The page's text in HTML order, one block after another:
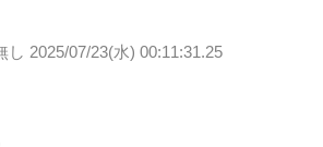
し 2025/07/23(水) 00:11:31.25